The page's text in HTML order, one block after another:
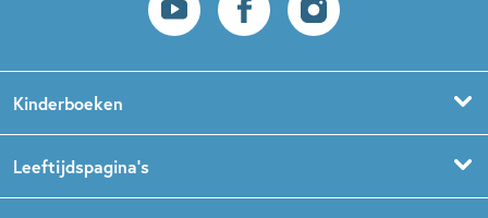
Kinderboeken
Prentenboeken
Leeftijdspagina’s